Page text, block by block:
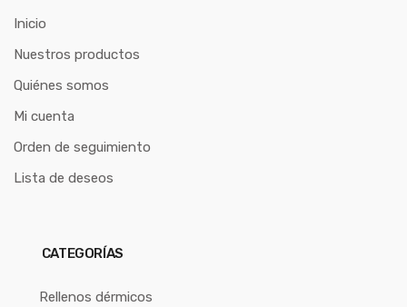
Inicio
Nuestros productos
Quiénes somos
Mi cuenta
Orden de seguimiento
Lista de deseos
CATEGORÍAS
Rellenos dérmicos